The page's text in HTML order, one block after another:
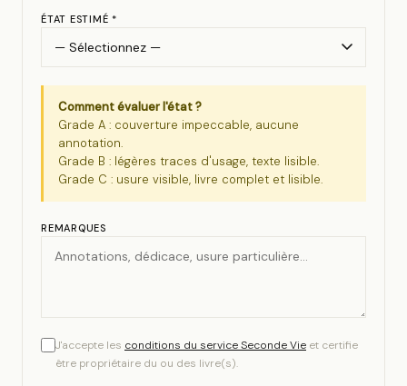
ÉTAT ESTIMÉ *
Comment évaluer l'état ?
Grade A : couverture impeccable, aucune
annotation.
Grade B : légères traces d'usage, texte lisible.
Grade C : usure visible, livre complet et lisible.
REMARQUES
J'accepte les conditions du service Seconde Vie et certifie
être propriétaire du ou des livre(s).